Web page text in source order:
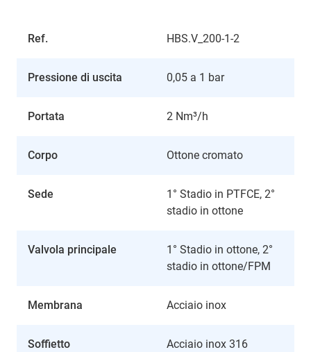
Ref. HBS.V_200-1-2
Pressione di uscita 0,05 a 1 bar
Portata 2 Nm³/h
Corpo Ottone cromato
Sede
1° Stadio in PTFCE, 2°
stadio in ottone
Valvola principale
1° Stadio in ottone, 2°
stadio in ottone/FPM
Membrana Acciaio inox
Soffietto Acciaio inox 316